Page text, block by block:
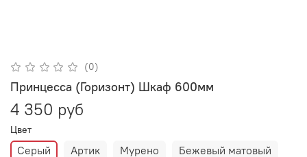
(0)
Принцесса (Горизонт) Шкаф 600мм
4 350 руб
Цвет
Серый Артик Мурено Бежевый матовый